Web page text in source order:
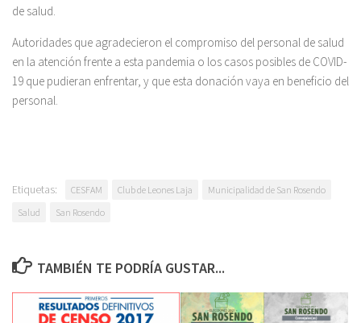
de salud.
Autoridades que agradecieron el compromiso del personal de salud
en la atención frente a esta pandemia o los casos posibles de COVID-
19 que pudieran enfrentar, y que esta donación vaya en beneficio del
personal.
Etiquetas: CESFAM Club de Leones Laja
Municipalidad de San Rosendo
Salud
San Rosendo
TAMBIÉN TE PODRÍA GUSTAR...